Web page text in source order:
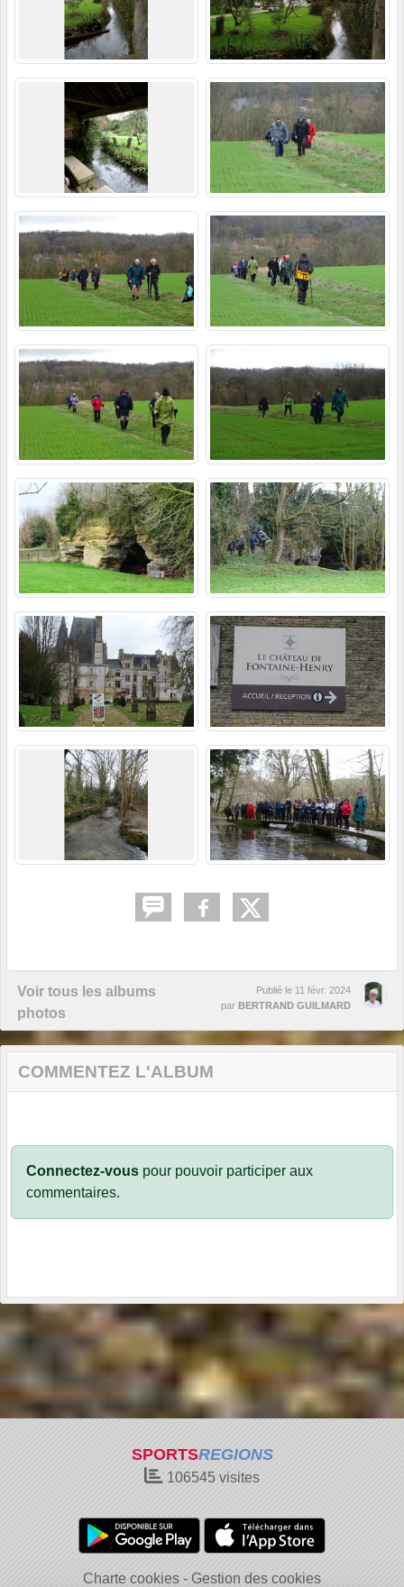
Voir tous les albums
photos
Publié le 11 févr. 2024
par BERTRAND GUILMARD
COMMENTEZ L'ALBUM
Connectez-vous pour pouvoir participer aux
commentaires.
SPORTSREGIONS
106545 visites
Charte cookies Gestion des cookies